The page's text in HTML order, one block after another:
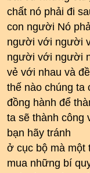
chất nó phải đi
con người Nó
người với người
người với người
vẻ với nhau và
thế nào chúng ta
đồng hành để
ta sẽ thành công
bạn hãy tránh
ở cục bộ mà một
mua những bí